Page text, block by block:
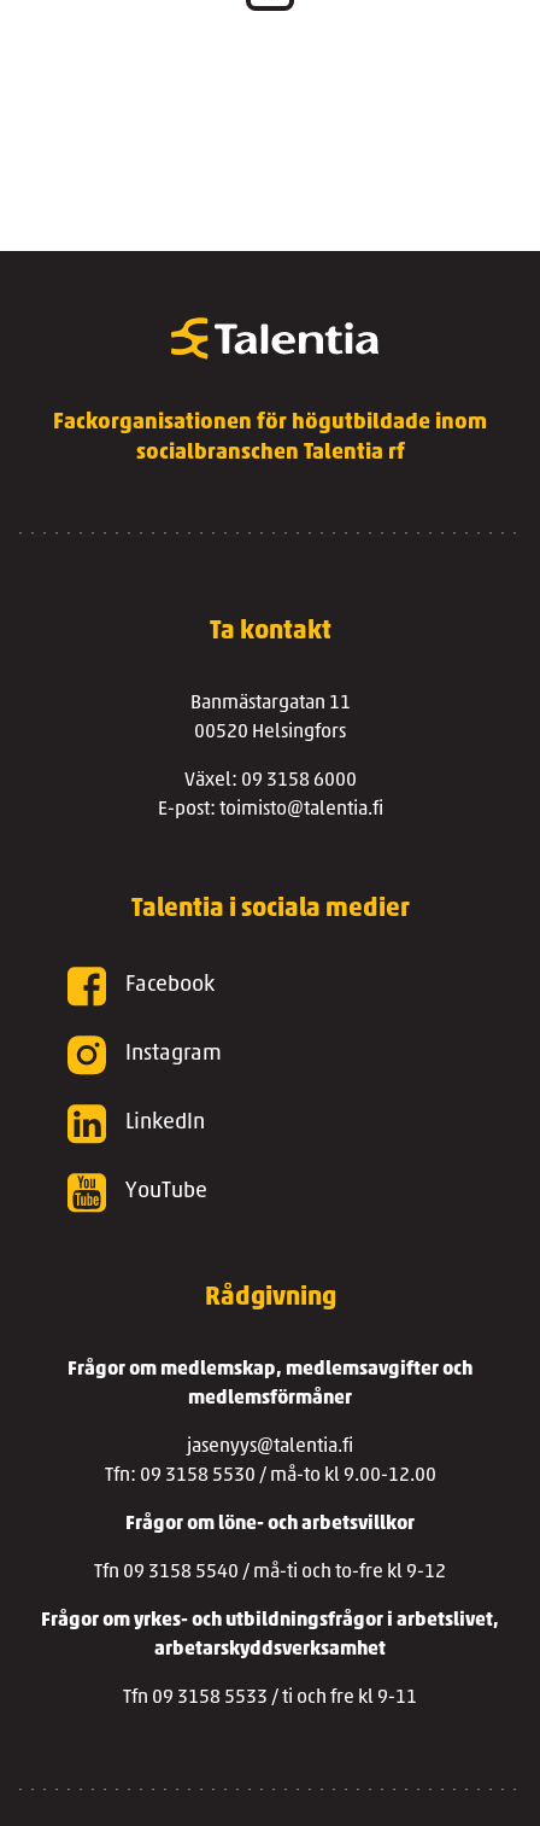
Fackorganisationen för högutbildade inom
socialbranschen Talentia rf
Ta kontakt
Banmästargatan 11
00520 Helsingfors
Växel: 09 3158 6000
E-post: toimisto@talentia.fi
Talentia i sociala medier
Facebook
Instagram
LinkedIn
YouTube
Rådgivning
Frågor om medlemskap, medlemsavgifter och
medlemsförmåner
jasenyys@talentia.fi
Tfn: 09 3158 5530 / må-to kl 9.00-12.00
Frågor om löne- och arbetsvillkor
Tfn 09 3158 5540 / må-ti och to-fre kl 9-12
Frågor om yrkes- och utbildningsfrågor i arbetslivet,
arbetarskyddsverksamhet
Tfn 09 3158 5533 / ti och fre kl 9-11